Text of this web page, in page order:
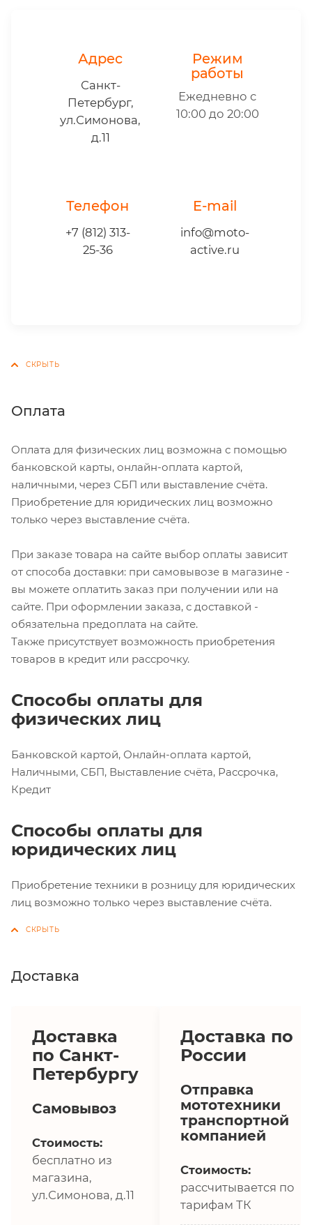
Адрес
Санкт-
Петербург,
ул.Симонова,
д.11
Режим
работы
Ежедневно с
10:00 до 20:00
Телефон
+7 (812) 313-
25-36
E-mail
info@moto-
active.ru
Оплата
Оплата для физических лиц возможна с помощью
банковской карты, онлайн-оплата картой,
наличными, через СБП или выставление счёта.
Приобретение для юридических лиц возможно
только через выставление счёта.
При заказе товара на сайте выбор оплаты зависит
от способа доставки: при самовывозе в магазине -
вы можете оплатить заказ при получении или на
сайте. При оформлении заказа, с доставкой -
обязательна предоплата на сайте.
Также присутствует возможность приобретения
товаров в кредит или рассрочку.
Способы оплаты для
физических лиц
Банковской картой, Онлайн-оплата картой,
Наличными, СБП, Выставление счёта, Рассрочка,
Кредит
Способы оплаты для
юридических лиц
Приобретение техники в розницу для юридических
лиц возможно только через выставление счёта.
Доставка
Доставка
по Санкт-
Петербургу
Самовывоз
Стоимость:
бесплатно из
магазина,
ул.Симонова, д.11
Доставка по
России
Отправка
мототехники
транспортной
компанией
Стоимость:
рассчитывается по
тарифам ТК